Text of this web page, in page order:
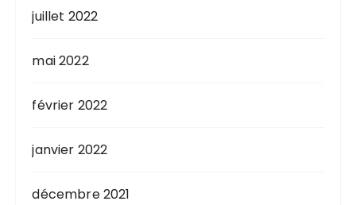
juillet 2022
mai 2022
février 2022
janvier 2022
décembre 2021